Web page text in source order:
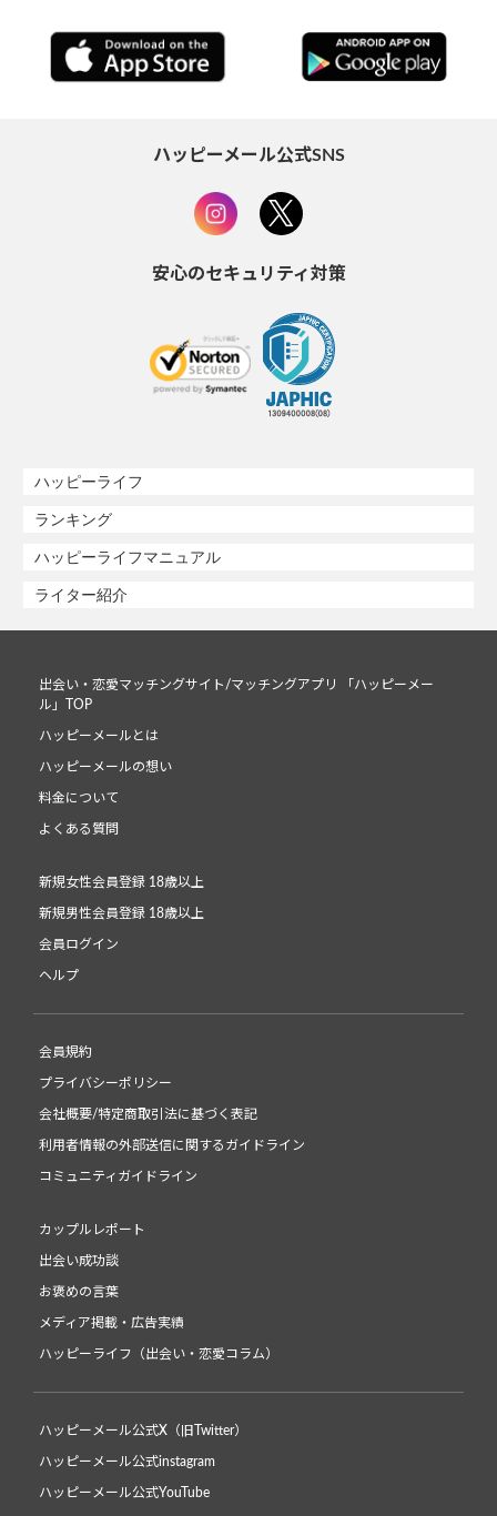
ハッピーメール公式SNS
安心のセキュリティ対策
ハッピーライフ
ランキング
ハッピーライフマニュアル
ライター紹介
出会い・恋愛マッチングサイト/マッチングアプリ 「ハッピーメー
ル」TOP
ハッピーメールとは
ハッピーメールの想い
料金について
よくある質問
新規女性会員登録 18歳以上
新規男性会員登録 18歳以上
会員ログイン
ヘルプ
会員規約
プライバシーポリシー
会社概要/特定商取引法に基づく表記
利用者情報の外部送信に関するガイドライン
コミュニティガイドライン
カップルレポート
出会い成功談
お褒めの言葉
メディア掲載・広告実績
ハッピーライフ（出会い・恋愛コラム）
ハッピーメール公式X（旧Twitter）
ハッピーメール公式instagram
ハッピーメール公式YouTube